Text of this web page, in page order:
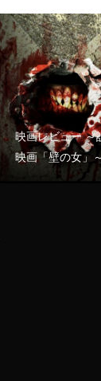
映画レビュー ～
映画「壁の女」～